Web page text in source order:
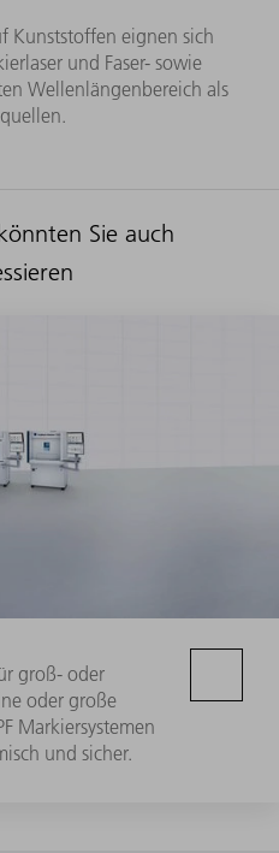
Kunststoffen eignen sich
und Faser- sowie
Wellenlängenbereich als
Sie auch
groß- oder
oder große
Markiersystemen
und sicher.